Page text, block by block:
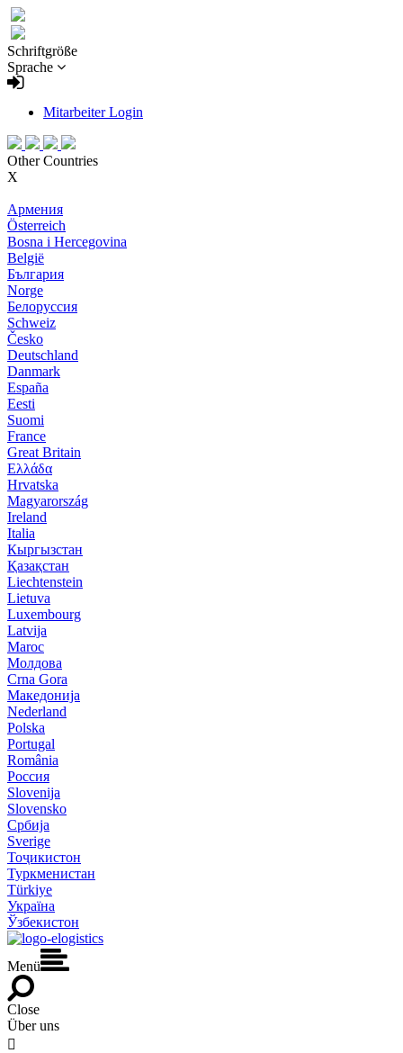
Schriftgröße
Sprache
Mitarbeiter Login
Other Countries
X
Армения
Österreich
Bosna i Hercegovina
België
България
Norge
Белоруссия
Schweiz
Česko
Deutschland
Danmark
España
Eesti
Suomi
France
Great Britain
Ελλάδα
Hrvatska
Magyarország
Ireland
Italia
Кыргызстан
Қазақстан
Liechtenstein
Lietuva
Luxembourg
Latvija
Maroc
Молдова
Crna Gora
Македонија
Nederland
Polska
Portugal
România
Россия
Slovenija
Slovensko
Србија
Sverige
Тоҷикистон
Туркменистан
Türkiye
Україна
Ўзбекистон
Menü
Close
Über uns
